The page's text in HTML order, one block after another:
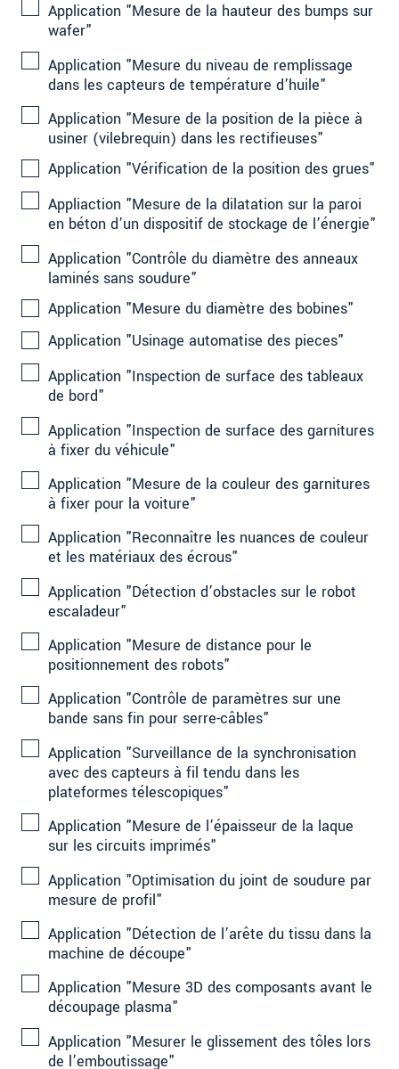
Application "Mesure de la hauteur des bumps sur
wafer"
Application "Mesure du niveau de remplissage
dans les capteurs de température d’huile"
Application "Mesure de la position de la pièce à
usiner (vilebrequin) dans les rectifieuses"
Application "Vérification de la position des grues"
Appliaction "Mesure de la dilatation sur la paroi
en béton d’un dispositif de stockage de l’énergie"
Application "Contrôle du diamètre des anneaux
laminés sans soudure"
Application "Mesure du diamètre des bobines"
Application "Usinage automatise des pieces"
Application "Inspection de surface des tableaux
de bord"
Application "Inspection de surface des garnitures
à fixer du véhicule"
Application "Mesure de la couleur des garnitures
à fixer pour la voiture"
Application "Reconnaître les nuances de couleur
et les matériaux des écrous"
Application "Détection d’obstacles sur le robot
escaladeur"
Application "Mesure de distance pour le
positionnement des robots"
Application "Contrôle de paramètres sur une
bande sans fin pour serre-câbles"
Application "Surveillance de la synchronisation
avec des capteurs à fil tendu dans les
plateformes télescopiques"
Application "Mesure de l’épaisseur de la laque
sur les circuits imprimés"
Application "Optimisation du joint de soudure par
mesure de profil"
Application "Détection de l’arête du tissu dans la
machine de découpe"
Application "Mesure 3D des composants avant le
découpage plasma"
Application "Mesurer le glissement des tôles lors
de l’emboutissage"